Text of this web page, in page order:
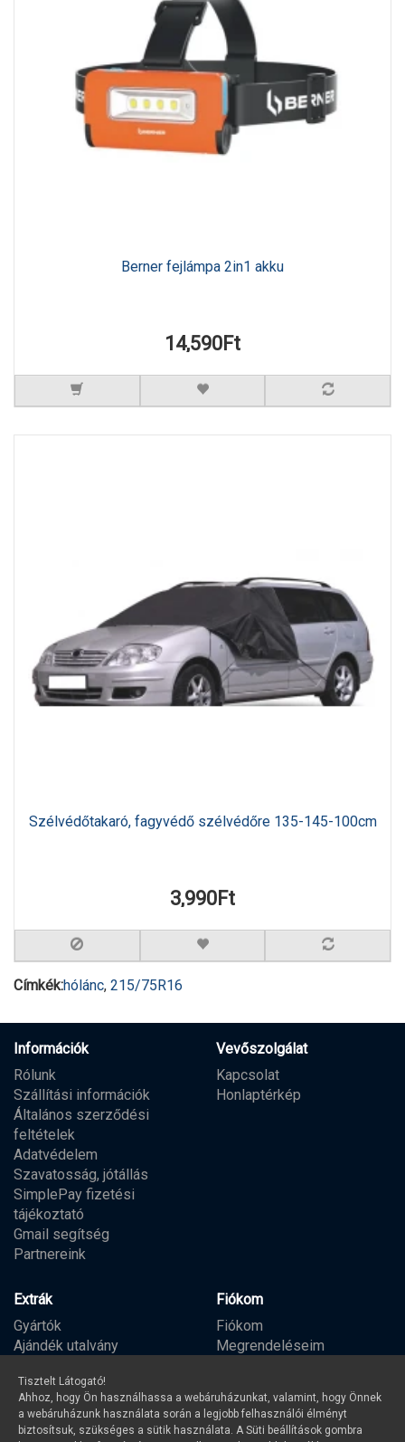
Berner fejlámpa 2in1 akku
14,590Ft
Szélvédőtakaró, fagyvédő szélvédőre 135-145-100cm
3,990Ft
Címkék:hólánc, 215/75R16
Információk
Rólunk
Szállítási információk
Általános szerződési
feltételek
Adatvédelem
Szavatosság, jótállás
SimplePay fizetési
tájékoztató
Gmail segítség
Partnereink
Vevőszolgálat
Kapcsolat
Honlaptérkép
Extrák
Gyártók
Ajándék utalvány
Fiókom
Fiókom
Megrendeléseim
Tisztelt Látogató!
Ahhoz, hogy Ön használhassa a webáruházunkat, valamint, hogy Önnek
a webáruházunk használata során a legjobb felhasználói élményt
biztosítsuk, szükséges a sütik használata. A Süti beállítások gombra